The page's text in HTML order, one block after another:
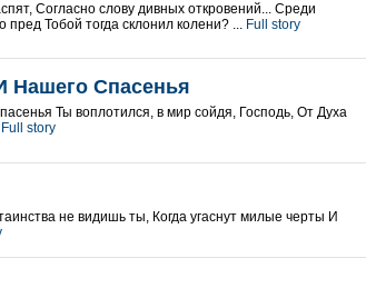
Согласно слову дивных откровений... Среди
пред Тобой тогда склонил колени? ... Full story
Нашего Спасенья
Ты воплотился, в мир сойдя, Господь, От Духа
Full story
не видишь ты, Когда угаснут милые черты И